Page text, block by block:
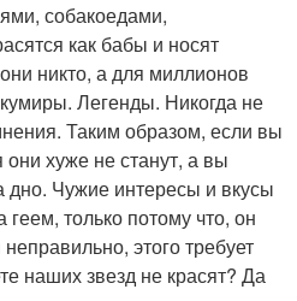
собакоедами,
как бабы и носят
никто, а для миллионов
Легенды. Никогда не
Таким образом, если вы
хуже не станут, а вы
дно. Чужие интересы и вкусы
только потому что, он
этого требует
наших звезд не красят? Да